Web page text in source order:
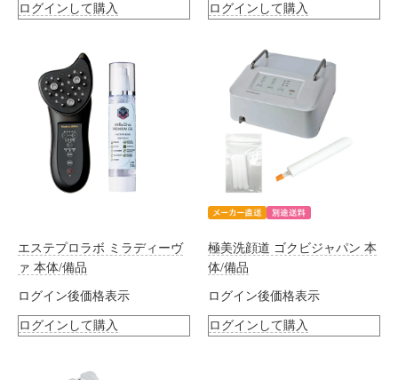
ログインして購入 ログインして購入
エステプロラボ ミラディーヴ
ァ 本体/備品
ログイン後価格表示
ログインして購入
極美洗顔道 ゴクビジャパン 本
体/備品
ログイン後価格表示
ログインして購入